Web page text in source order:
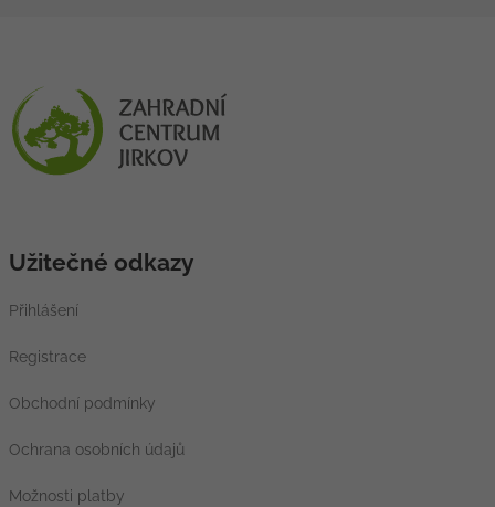
Užitečné odkazy
Přihlášení
Registrace
Obchodní podmínky
Ochrana osobních údajů
Možnosti platby